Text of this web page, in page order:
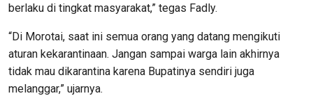
berlaku di tingkat masyarakat,” tegas Fadly.
“Di Morotai, saat ini semua orang yang datang mengikuti
aturan kekarantinaan. Jangan sampai warga lain akhirnya
tidak mau dikarantina karena Bupatinya sendiri juga
melanggar,” ujarnya.